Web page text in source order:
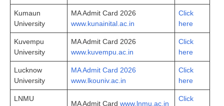
Kumaun
University
MA Admit Card 2026
www.kunainital.ac.in
Click
here
Kuvempu
University
MA Admit Card 2026
www.kuvempu.ac.in
Click
here
Lucknow
University
MA Admit Card 2026
www.lkouniv.ac.in
Click
here
LNMU
MA Admit Card www.lnmu.ac.in
Click